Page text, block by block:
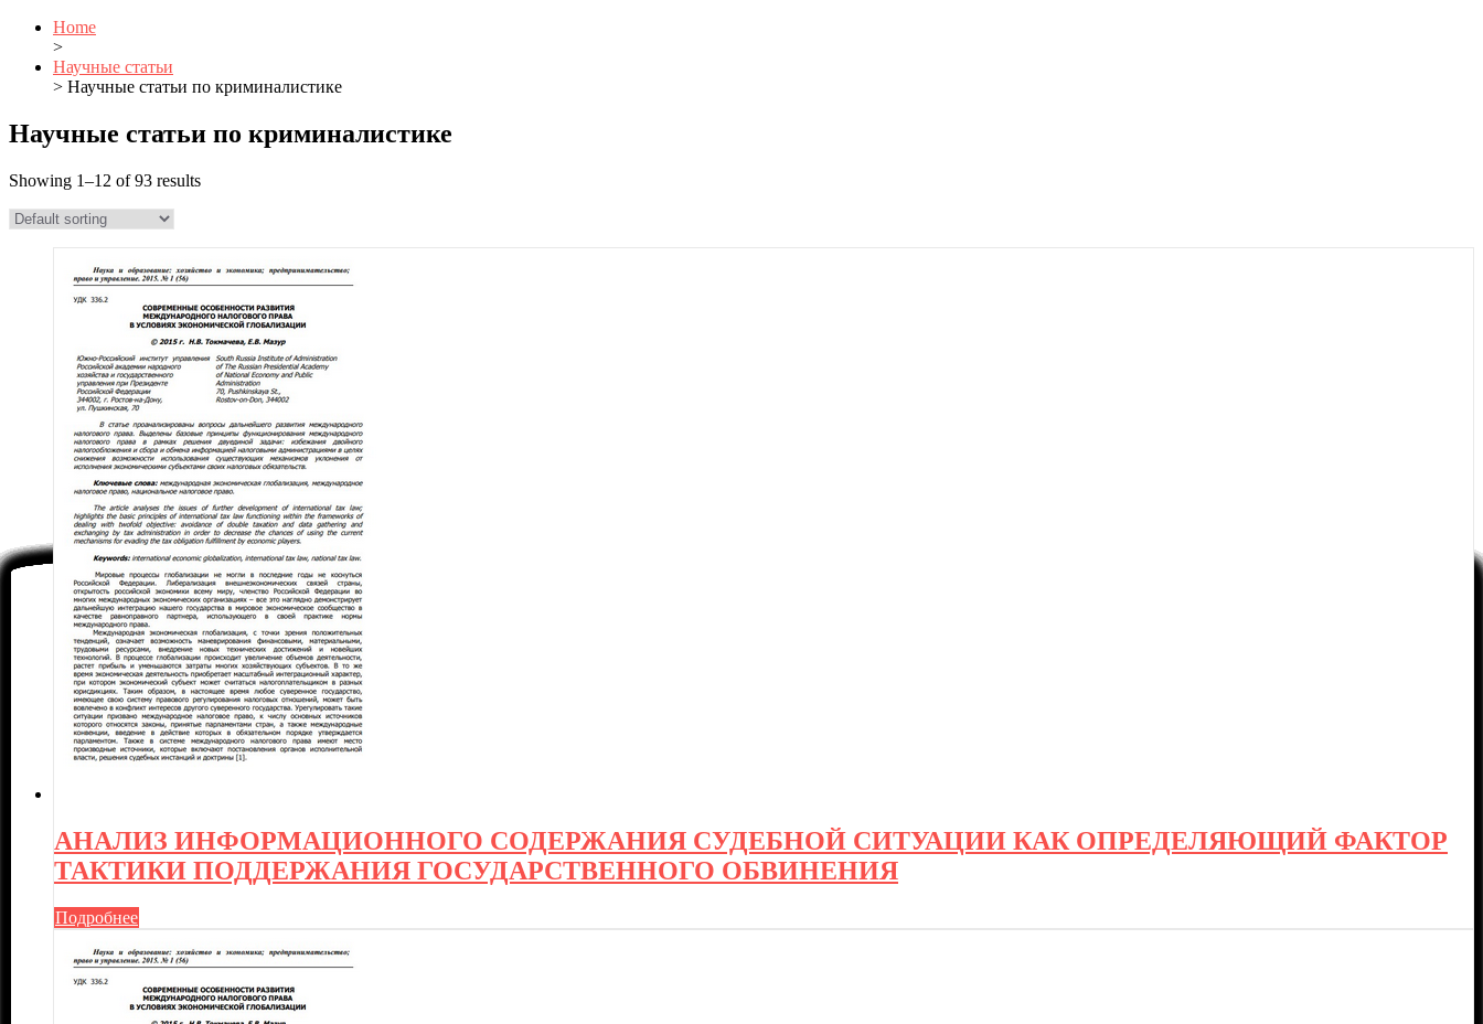
Home
>
Научные статьи
> Научные статьи по криминалистике
Научные статьи по криминалистике
Showing 1–12 of 93 results
АНАЛИЗ ИНФОРМАЦИОННОГО СОДЕРЖАНИЯ СУДЕБНОЙ СИТУАЦИИ КАК ОПРЕДЕЛЯЮЩИЙ ФАКТОР
ТАКТИКИ ПОДДЕРЖАНИЯ ГОСУДАРСТВЕННОГО ОБВИНЕНИЯ
Подробнее